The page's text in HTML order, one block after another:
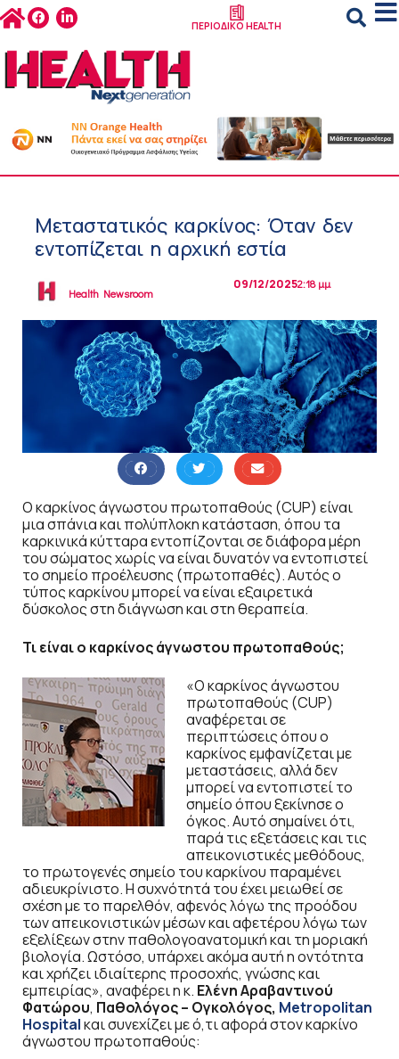
ΠΕΡΙΟΔΙΚΟ HEALTH
Μεταστατικός καρκίνος: Όταν δεν
εντοπίζεται η αρχική εστία
Health Newsroom
09/12/20252:18 μμ
Ο καρκίνος άγνωστου πρωτοπαθούς (CUP) είναι
μια σπάνια και πολύπλοκη κατάσταση, όπου τα
καρκινικά κύτταρα εντοπίζονται σε διάφορα μέρη
του σώματος χωρίς να είναι δυνατόν να εντοπιστεί
το σημείο προέλευσης (πρωτοπαθές). Αυτός ο
τύπος καρκίνου μπορεί να είναι εξαιρετικά
δύσκολος στη διάγνωση και στη θεραπεία.
Τι είναι ο καρκίνος άγνωστου πρωτοπαθούς;
«Ο καρκίνος άγνωστου
πρωτοπαθούς (CUP)
αναφέρεται σε
περιπτώσεις όπου ο
καρκίνος εμφανίζεται με
μεταστάσεις, αλλά δεν
μπορεί να εντοπιστεί το
σημείο όπου ξεκίνησε ο
όγκος. Αυτό σημαίνει ότι,
παρά τις εξετάσεις και τις
απεικονιστικές μεθόδους,
το πρωτογενές σημείο του καρκίνου παραμένει
αδιευκρίνιστο. Η συχνότητά του έχει μειωθεί σε
σχέση με το παρελθόν, αφενός λόγω της προόδου
των απεικονιστικών μέσων και αφετέρου λόγω των
εξελίξεων στην παθολογοανατομική και τη μοριακή
βιολογία. Ωστόσο, υπάρχει ακόμα αυτή η οντότητα
και χρήζει ιδιαίτερης προσοχής, γνώσης και
εμπειρίας», αναφέρει η κ. Ελένη Αραβαντινού
Φατώρου, Παθολόγος – Ογκολόγος, Metropolitan
Hospitalκαι συνεχίζει με ό,τι αφορά στον καρκίνο
άγνωστου πρωτοπαθούς: